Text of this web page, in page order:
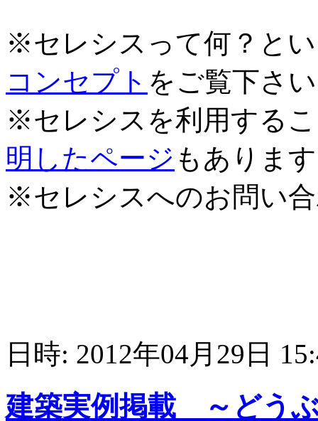
※セレシスって何？と
コンセプト をご覧下さ
※セレシスを利用する
明したページ もありま
※セレシスへのお問い
日時: 2012年04月29日
建築実例掲載 ～どう